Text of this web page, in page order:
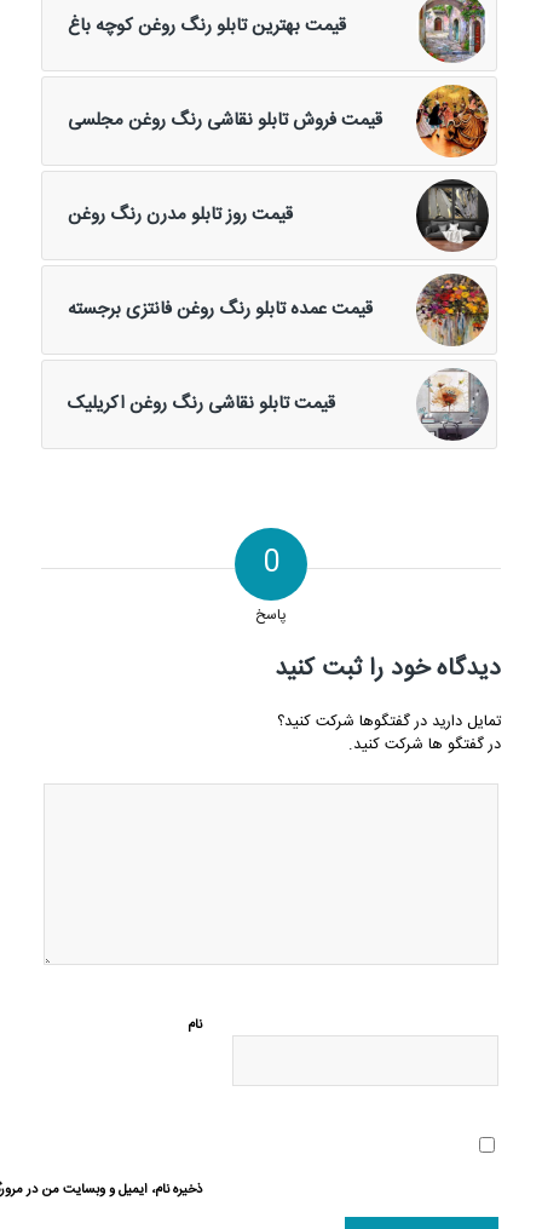
قیمت بهترین تابلو رنگ روغن کوچه باغ
قیمت فروش تابلو نقاشی رنگ روغن مجلسی
قیمت روز تابلو مدرن رنگ روغن
قیمت عمده تابلو رنگ روغن فانتزی برجسته
قیمت تابلو نقاشی رنگ روغن اکریلیک
0
پاسخ
دیدگاه خود را ثبت کنید
تمایل دارید در گفتگوها شرکت کنید؟
در گفتگو ها شرکت کنید.
نام
ذخیره نام، ایمیل و وبسایت من در